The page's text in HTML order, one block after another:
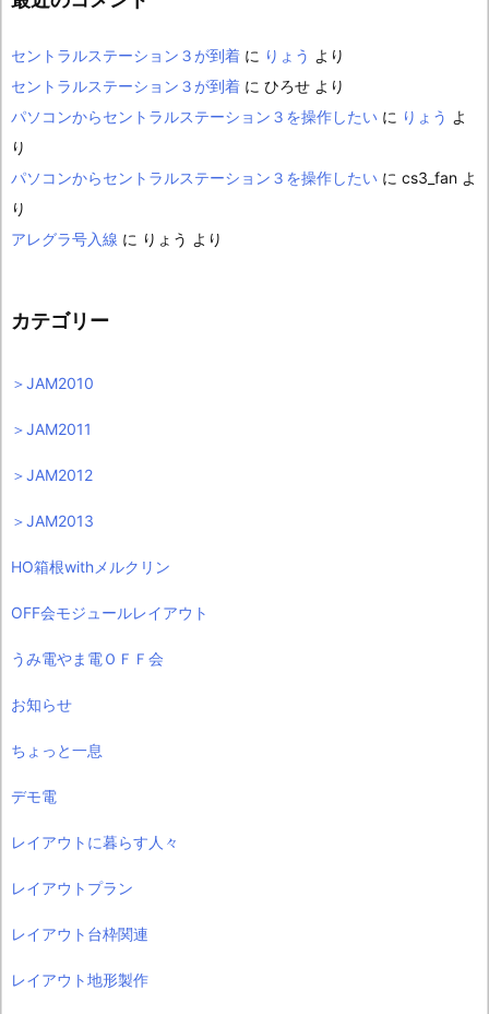
セントラルステーション３が到着 に りょう より
セントラルステーション３が到着 に ひろせ より
パソコンからセントラルステーション３を操作したい に りょう よ
り
パソコンからセントラルステーション３を操作したい に cs3_fan よ
り
アレグラ号入線 に りょう より
カテゴリー
＞JAM2010
＞JAM2011
＞JAM2012
＞JAM2013
HO箱根withメルクリン
OFF会モジュールレイアウト
うみ電やま電ＯＦＦ会
お知らせ
ちょっと一息
デモ電
レイアウトに暮らす人々
レイアウトプラン
レイアウト台枠関連
レイアウト地形製作